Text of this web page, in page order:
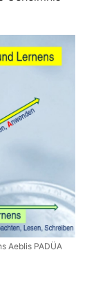
Aeblis PADÜA